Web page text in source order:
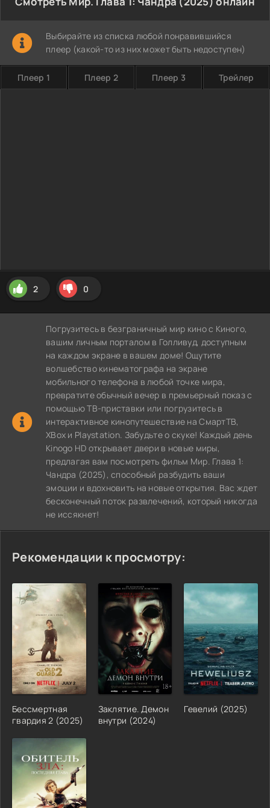
Выбирайте из списка любой понравившийся
плеер (какой-то из них может быть недоступен)
Плеер 1 Плеер 2 Плеер 3 Трейлер
2 0
Погрузитесь в безграничный мир кино с Киного,
вашим личным порталом в Голливуд, доступным
на каждом экране в вашем доме! Ощутите
волшебство кинематографа на экране
мобильного телефона в любой точке мира,
превратите обычный вечер в премьерный показ с
помощью ТВ-приставки или погрузитесь в
интерактивное кинопутешествие на СмартТВ,
XBox и Playstation. Забудьте о скуке! Каждый день
Kinogo HD открывает двери в новые миры,
предлагая вам посмотреть фильм Мир. Глава 1:
Чандра (2025), способный разбудить ваши
эмоции и вдохновить на новые открытия. Вас ждет
бесконечный поток развлечений, который никогда
не иссякнет!
Рекомендации к просмотру:
Бессмертная
гвардия 2 (2025)
Заклятие. Демон
внутри (2024)
Гевелий (2025)